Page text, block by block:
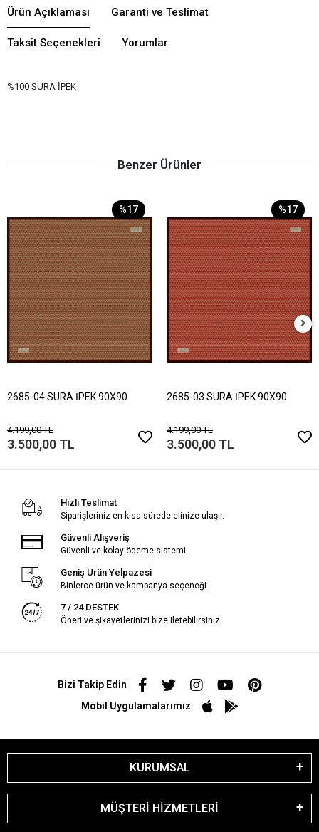
Ürün Açıklaması Garanti ve Teslimat
Taksit Seçenekleri Yorumlar
%100 SURA İPEK
Benzer Ürünler
%17
2685-04 SURA İPEK 90X90
4.199,00 TL
3.500,00 TL
%17
2685-03 SURA İPEK 90X90
4.199,00 TL
3.500,00 TL
Hızlı Teslimat
Siparişleriniz en kısa sürede elinize ulaşır.
Güvenli Alışveriş
Güvenli ve kolay ödeme sistemi
Geniş Ürün Yelpazesi
Binlerce ürün ve kampanya seçeneği
7 / 24 DESTEK
Öneri ve şikayetlerinizi bize iletebilirsiniz.
Bizi Takip Edin
Mobil Uygulamalarımız
KURUMSAL
MÜŞTERİ HİZMETLERİ